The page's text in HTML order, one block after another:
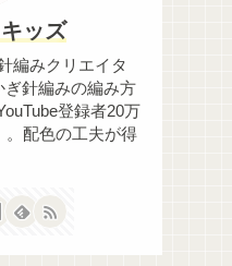
ッズ
編みクリエイタ
ぎ針編みの編み方
登録者20万
。配色の工夫が得